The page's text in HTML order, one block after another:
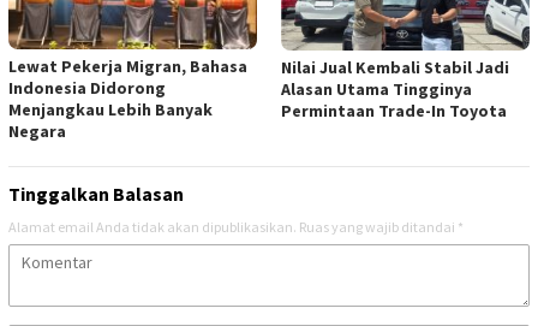
Lewat Pekerja Migran, Bahasa
Indonesia Didorong
Menjangkau Lebih Banyak
Negara
Nilai Jual Kembali Stabil Jadi
Alasan Utama Tingginya
Permintaan Trade-In Toyota
Tinggalkan Balasan
Alamat email Anda tidak akan dipublikasikan. Ruas yang wajib ditandai *